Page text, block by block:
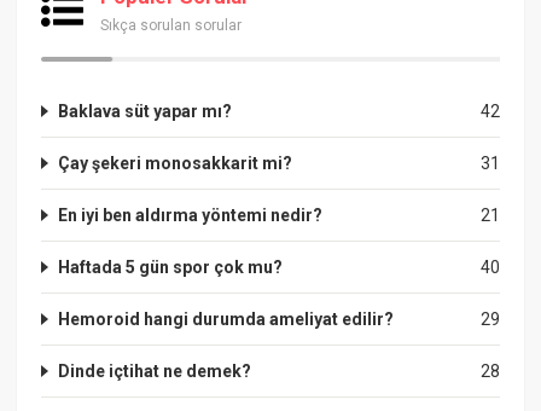
Sıkça sorulan sorular
42
Baklava süt yapar mı?
31
Çay şekeri monosakkarit mi?
21
En iyi ben aldırma yöntemi nedir?
40
Haftada 5 gün spor çok mu?
29
Hemoroid hangi durumda ameliyat edilir?
28
Dinde içtihat ne demek?